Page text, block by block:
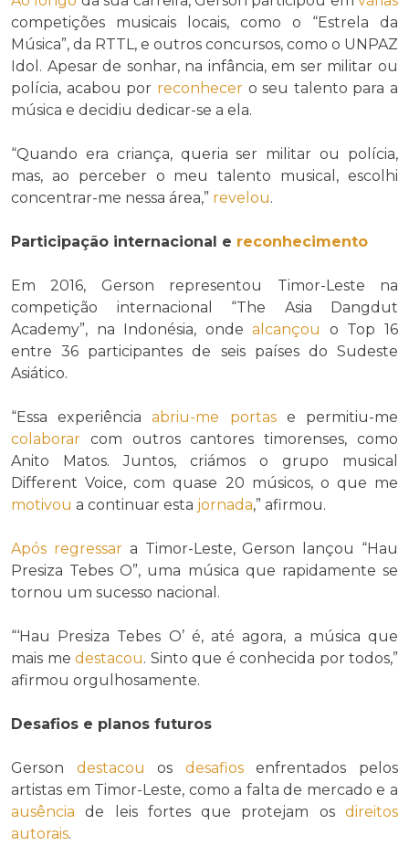
competições musicais locais, como o “Estrela da
Música”, da RTTL, e outros concursos, como o UNPAZ
Idol. Apesar de sonhar, na infância, em ser militar ou
polícia, acabou por reconhecero seu talento para a
música e decidiu dedicar-se a ela.
“Quando era criança, queria ser militar ou polícia,
mas, ao perceber o meu talento musical, escolhi
concentrar-me nessa área,” revelou.
Participação internacional e reconhecimento
Em 2016, Gerson representou Timor-Leste na
competição internacional “The Asia Dangdut
Academy”, na Indonésia, ondealcançou
o Top 16
entre 36 participantes de seis países do Sudeste
Asiático.
“Essa experiênciaabriu-me portase permitiu-me
colaborar com outros cantores timorenses, como
Anito Matos. Juntos, criámos o grupo musical
Different Voice, com quase 20 músicos, o que me
motivou a continuar esta jornada,” afirmou.
Após regressara Timor-Leste, Gerson lançou “Hau
Presiza Tebes O”, uma música que rapidamente se
tornou um sucesso nacional.
“‘Hau Presiza Tebes O’ é, até agora, a música que
mais me destacou. Sinto que é conhecida por todos,”
afirmou orgulhosamente.
Desafios e planos futuros
Gerson destacou os desafiosenfrentados pelos
artistas em Timor-Leste, como a falta de mercado e a
ausência de leis fortes que protejam os direitos
autorais.